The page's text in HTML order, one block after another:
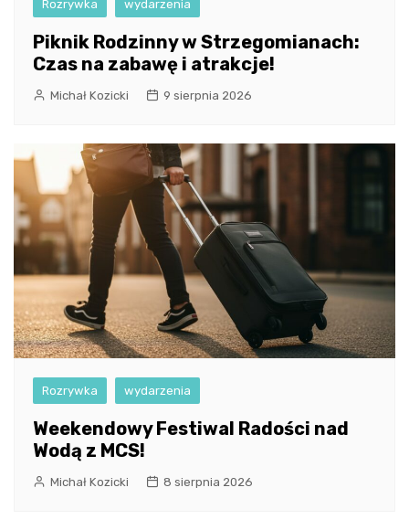
Rozrywka wydarzenia
Piknik Rodzinny w Strzegomianach:
Czas na zabawę i atrakcje!
Michał Kozicki 9 sierpnia 2026
Rozrywka wydarzenia
Weekendowy Festiwal Radości nad
Wodą z MCS!
Michał Kozicki 8 sierpnia 2026